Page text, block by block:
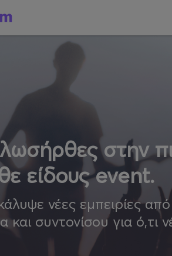
στην
είδους event.
νέες εμπειρίες
και συντονίσου για ό,τι